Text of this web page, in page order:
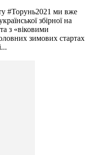
#Торунь2021 ми вже
збірної на
з «віковими
зимових стартах